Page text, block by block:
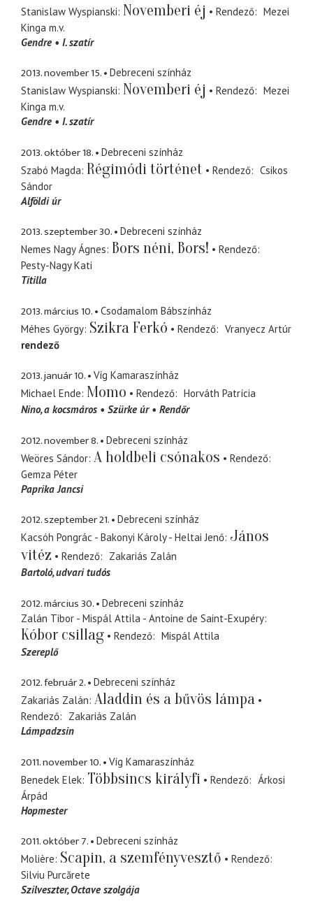
Stanislaw Wyspianski Novemberi éj Rendező
Mezei
Kinga m.v.
Gendre
I. szatír
2013. november 15.
Debreceni színház
Stanislaw Wyspianski Novemberi éj Rendező
Mezei
Kinga m.v.
Gendre
I. szatír
2013. október 18.
Debreceni színház
Szabó Magda Régimódi történet Rendező
Csikos
Sándor
Alföldi úr
2013. szeptember 30.
Debreceni színház
Nemes Nagy Ágnes Bors néni, Bors!
Rendező
Pesty-Nagy Kati
Titilla
2013. március 10.
Csodamalom Bábszínház
Méhes György Szikra Ferkó Rendező
Vranyecz Artúr
rendező
2013. január 10.
Víg Kamaraszínház
Michael Ende Momo Rendező
Horváth Patrícia
Nino a kocsmáros Szürke úr Rendőr
2012. november 8.
Debreceni színház
Weöres Sándor A holdbeli csónakos
Rendező
Gemza Péter
Paprika Jancsi
2012. szeptember 21.
Debreceni színház
Kacsóh Pongrác - Bakonyi Károly - Heltai Jenő János
vitéz
Rendező
Zakariás Zalán
Bartoló udvari tudós
2012. március 30.
Debreceni színház
Zalán Tibor - Mispál Attila - Antoine de Saint-Exupéry
Kóbor csillag Rendező
Mispál Attila
Szereplő
2012. február 2.
Debreceni színház
Zakariás Zalán Aladdin és a bűvös lámpa
Rendező
Zakariás Zalán
Lámpadzsin
2011. november 10.
Víg Kamaraszínház
Benedek Elek Többsincs királyfi Rendező
Árkosi
Árpád
Hopmester
2011. október 7.
Debreceni színház
Molière Scapin, a szemfényvesztő
Rendező
Silviu Purcărete
Szilveszter Octave szolgája